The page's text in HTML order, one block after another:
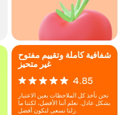
شفافية كاملة وتقييم مفتوح
غير متحيز
4.85
نحن نأخذ كل الملاحظات بعين الاعتبار
بشكل عادل. نعلم أننا الأفضل، لكننا ما
زلنا نسعى لنكون أفضل.